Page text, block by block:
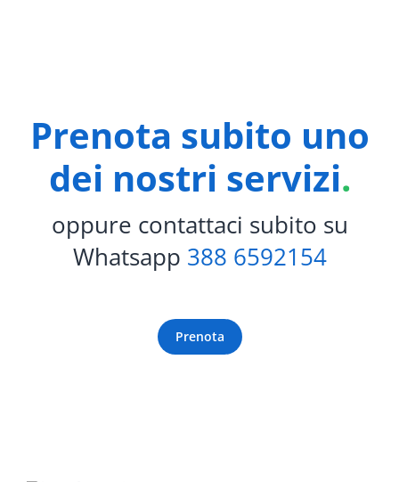
Prenota subito uno
dei nostri servizi.
oppure contattaci subito su
Whatsapp 388 6592154
Prenota